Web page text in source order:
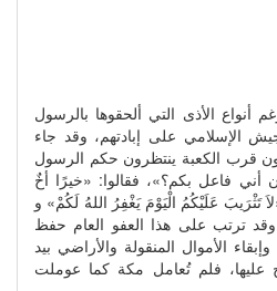
الأذى التي ألحقوها بالرسول
الإسلامي على إبادتهم، وقد جاء
قرب الكعبة ينتظرون حكم الرسول
فاعل بكم؟»، فقالوا: «خيرًا أخٌ
عَلَيْكُمُ الْيَوْمَ يَغْفِرُ اللهُ لَكُمْ» و
ترتب على هذا العفو العام حفظ
الأموال المنقولة والأراضي بيد
فلم تُعامل مكة كما عوملت